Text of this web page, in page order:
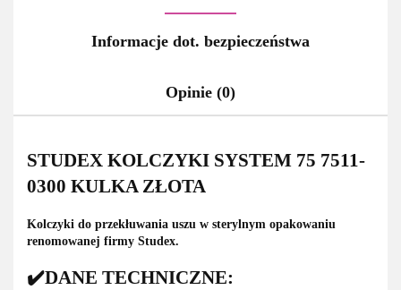
Informacje dot. bezpieczeństwa
Opinie (0)
STUDEX KOLCZYKI SYSTEM 75 7511-
0300 KULKA ZŁOTA
Kolczyki do przekłuwania uszu w sterylnym opakowaniu
renomowanej firmy Studex.
✔️DANE TECHNICZNE: